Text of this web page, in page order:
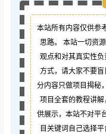
本站所有内容仅供参
思路。 本站一切资
观点和对其真实性
方式，请大家不要
分内容只做项目揭秘
项目全套的教程讲
供展示，本站不对平
目关键词自己选择